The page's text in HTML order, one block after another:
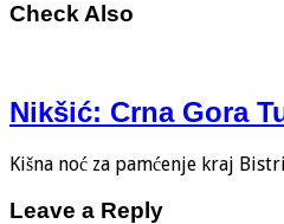
Check Also
Nikšić: Crna Gora
Kišna noć za pamćenje kraj
Leave a Reply